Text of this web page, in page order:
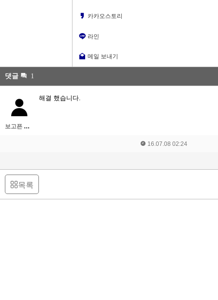
카카오스토리
라인
메일 보내기
댓글 1
보고픈 향숙이
해결 했습니다.
16.07.08 02:24
목록